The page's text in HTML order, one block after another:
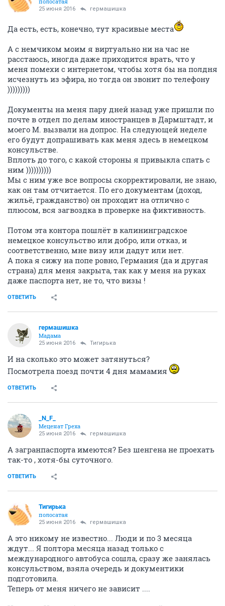
25 июня 2016 гермашишка
Да есть, есть, конечно, тут красивые места
А с немчиком моим я виртуально ни на час не
расстаюсь, иногда даже приходится врать, что у
меня помехи с интернетом, чтобы хотя бы на полдня
исчезнуть из эфира, но тогда он звонит по телефону
)))))))))
Документы на меня пару дней назад уже пришли по
почте в отдел по делам иностранцев в Дармштадт, и
моего М. вызвали на допрос. На следующей неделе
его будут допрашивать как меня здесь в немецком
консульстве.
Вплоть до того, с какой стороны я привыкла спать с
ним ))))))))))
Мы с ним уже все вопросы скорректировали, не знаю,
как он там отчитается. По его документам (доход,
жильё, гражданство) он проходит на отлично с
плюсом, вся загвоздка в проверке на фиктивность.
Потом эта контора пошлёт в калининградское
немецкое консульство или добро, или отказ, и
соответственно, мне визу или дадут или нет.
А пока я сижу на попе ровно, Германия (да и другая
страна) для меня закрыта, так как у меня на руках
даже паспорта нет, не то, что визы !
ОТВЕТИТЬ
гермашишка
Мадама
25 июня 2016 Тигирька
И на сколько это может затянуться?
Посмотрела поезд почти 4 дня мамамия
ОТВЕТИТЬ
_N_F_
Меценат Греха
25 июня 2016 гермашишка
А загранпаспорта имеются? Без шенгена не проехать
так-то , хотя-бы суточного.
ОТВЕТИТЬ
Тигирька
полосатая
25 июня 2016 гермашишка
А это никому не известно... Люди и по 3 месяца
ждут... Я полтора месяца назад только с
международного автобуса сошла, сразу же занялась
консульством, взяла очередь и документики
подготовила.
Теперь от меня ничего не зависит ....